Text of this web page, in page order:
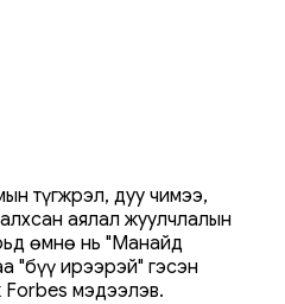
түгжрэл, дуу чимээ,
аялал жуулчлалын
өмнө нь "Манайд
"бүү ирээрэй" гэсэн
мэдээлэв.